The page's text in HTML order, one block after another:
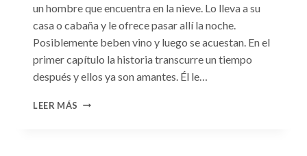
un hombre que encuentra en la nieve. Lo lleva a su
casa o cabaña y le ofrece pasar allí la noche.
Posiblemente beben vino y luego se acuestan. En el
primer capítulo la historia transcurre un tiempo
después y ellos ya son amantes. Él le…
LEER MÁS CONSULTA